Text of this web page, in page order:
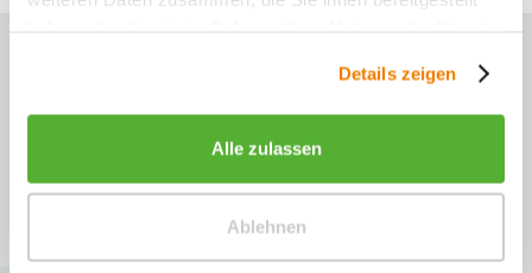
Details zeigen
Alle zulassen
Ablehnen
Sie haben Fragen zu unseren
+49 (0)4244 965 34 04
Mo - Do, 09:00 - 16:00 Uhr
und Fr, 09:00 - 13:00 Uhr